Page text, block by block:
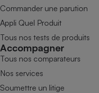
Commander une parution
Appli Quel Produit
Tous nos tests de produits
Accompagner
Tous nos comparateurs
Nos services
Soumettre un litige